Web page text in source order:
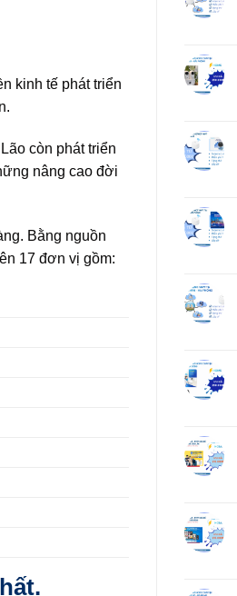
kinh tế phát triển
còn phát triển
nâng cao đời
Bằng nguồn
17 đơn vị gồm: